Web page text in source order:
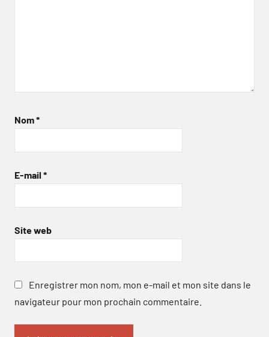
Nom*
E-mail *
Site web
Enregistrer mon nom, mon e-mail et mon site dans le
navigateur pour mon prochain commentaire.